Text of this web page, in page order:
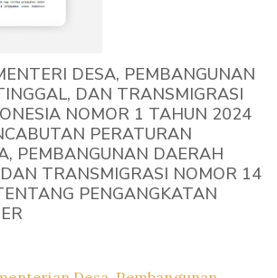
DESA, PEMBANGUNAN
DAN TRANSMIGRASI
NOMOR 1 TAHUN 2024
PERATURAN
PEMBANGUNAN DAERAH
TRANSMIGRASI NOMOR 14
PENGANGKATAN